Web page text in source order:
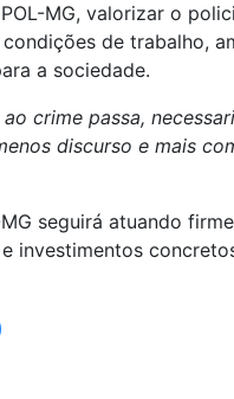
MG, valorizar o
de trabalho,
a sociedade.
crime passa,
discurso e mais
MG seguirá atuando
investimentos